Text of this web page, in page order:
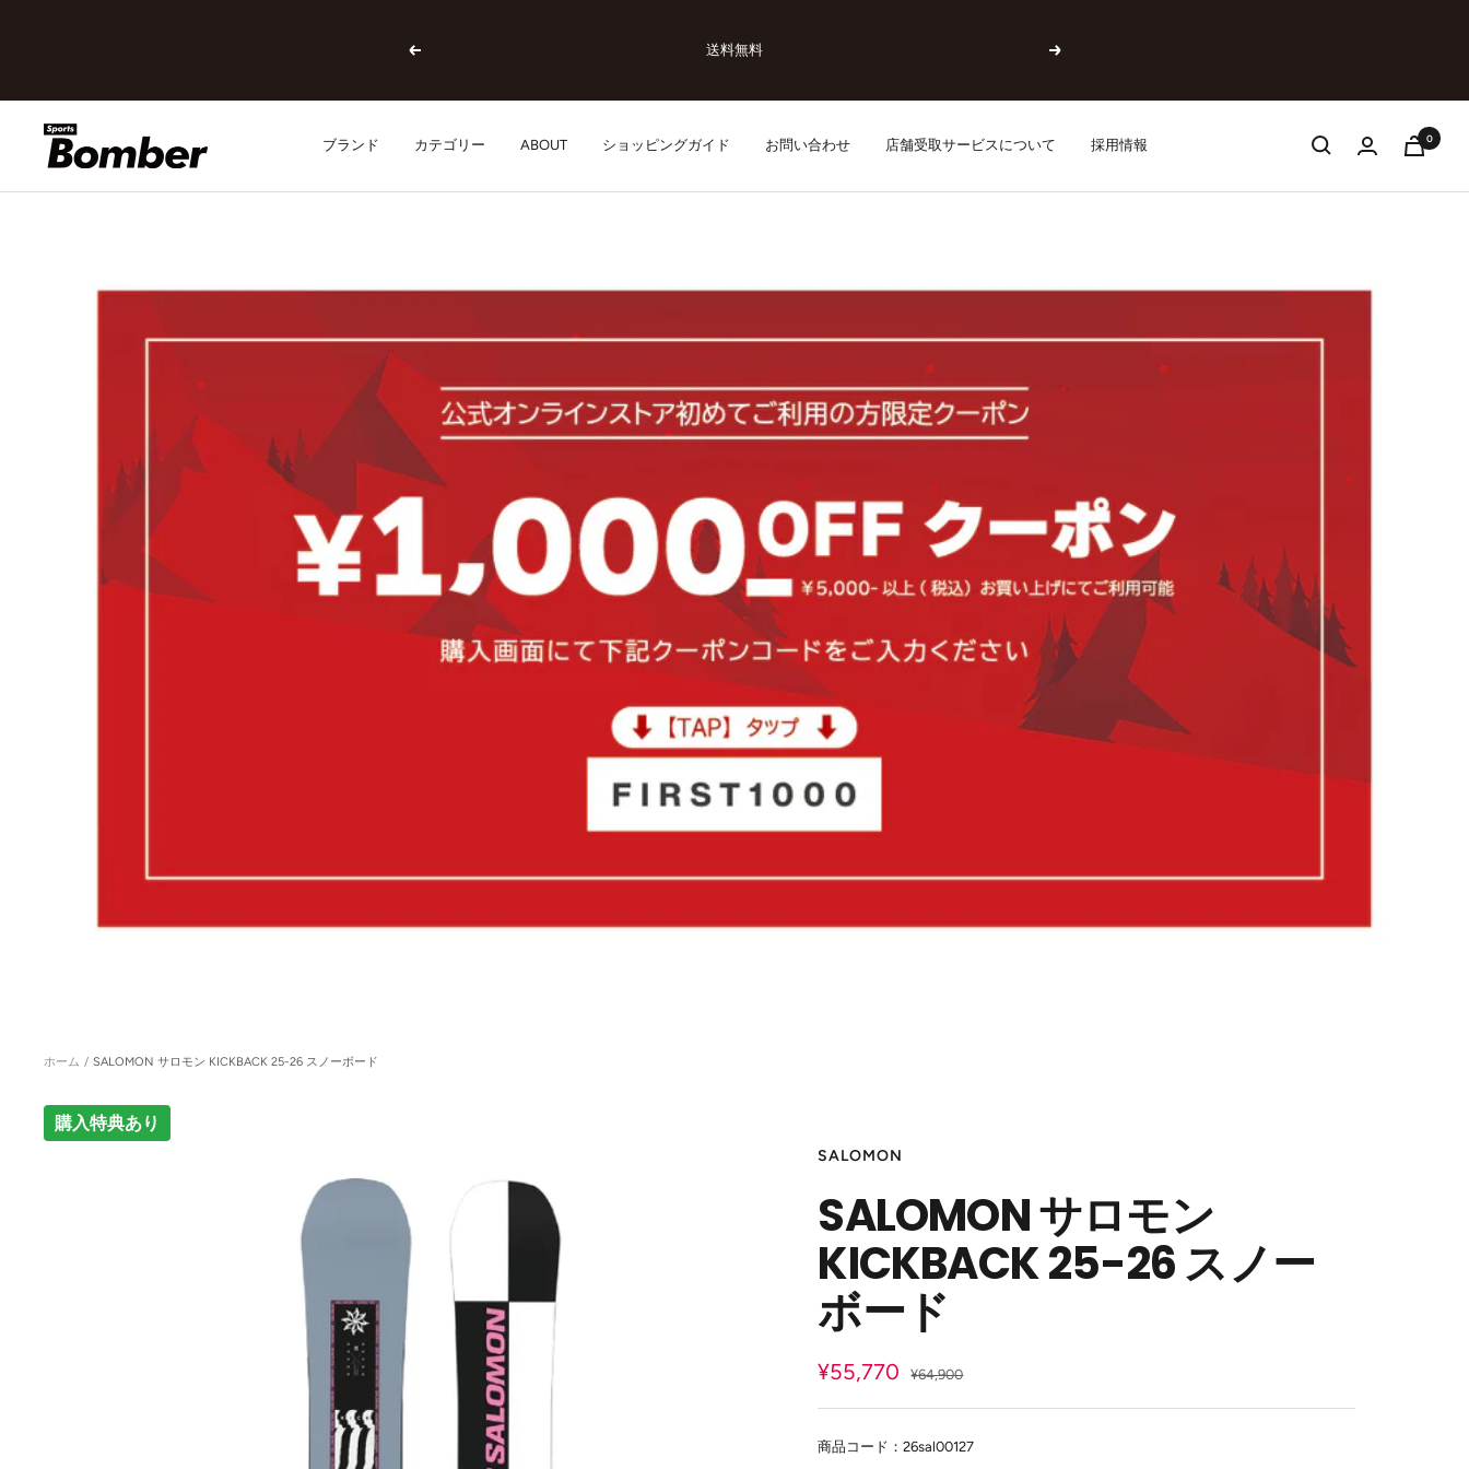
戻
送料無料
次
ブランド カテゴリー ABOUT ショッピングガイド お問い合わせ 店舗受取サービスについて 採用情報
SPORTSBOMBER 0
ホーム SALOMON サロモン KICKBACK 25-26 スノーボード
購入特典あり
SALOMON
SALOMON サロモン
KICKBACK 25-26 スノー
ボード
セ
ー
ル
¥55,770
通
格
¥64,900
商品コード：26sal00127